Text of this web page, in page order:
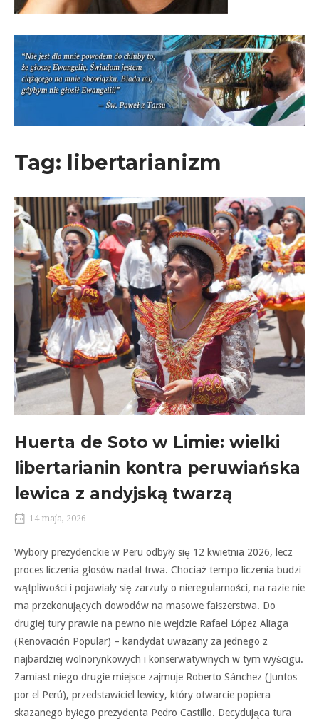
Tag: libertarianizm
Huerta de Soto w Limie: wielki
libertarianin kontra peruwiańska
lewica z andyjską twarzą
14 maja, 2026
Wybory prezydenckie w Peru odbyły się 12 kwietnia 2026, lecz
proces liczenia głosów nadal trwa. Chociaż tempo liczenia budzi
wątpliwości i pojawiały się zarzuty o nieregularności, na razie nie
ma przekonujących dowodów na masowe fałszerstwa. Do
drugiej tury prawie na pewno nie wejdzie Rafael López Aliaga
(Renovación Popular) – kandydat uważany za jednego z
najbardziej wolnorynkowych i konserwatywnych w tym wyścigu.
Zamiast niego drugie miejsce zajmuje Roberto Sánchez (Juntos
por el Perú), przedstawiciel lewicy, który otwarcie popiera
skazanego byłego prezydenta Pedro Castillo. Decydująca tura